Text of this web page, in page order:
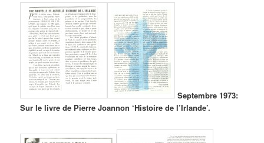
Septembre 1973:
Sur le livre de Pierre Joannon ‘Histoire de l’Irlande’.